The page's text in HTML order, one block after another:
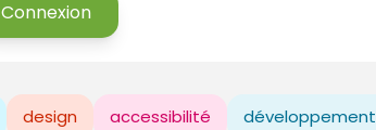
Connexion
design accessibilité développement